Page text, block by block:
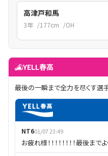
高津戸和馬
3年 177cm OH
YELL春高
最後の一瞬まで全力を尽くす選
NT601/07 23:49
お疲れ様！！！！！！！！最後まで